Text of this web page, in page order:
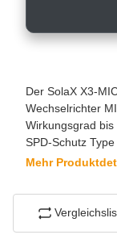
Der SolaX X3-
Wechselrichter
Wirkungsgrad bis
SPD-Schutz
Mehr